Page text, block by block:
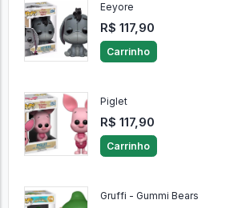
Eeyore
R$ 117,90
Carrinho
Piglet
R$ 117,90
Carrinho
Gruffi - Gummi Bears